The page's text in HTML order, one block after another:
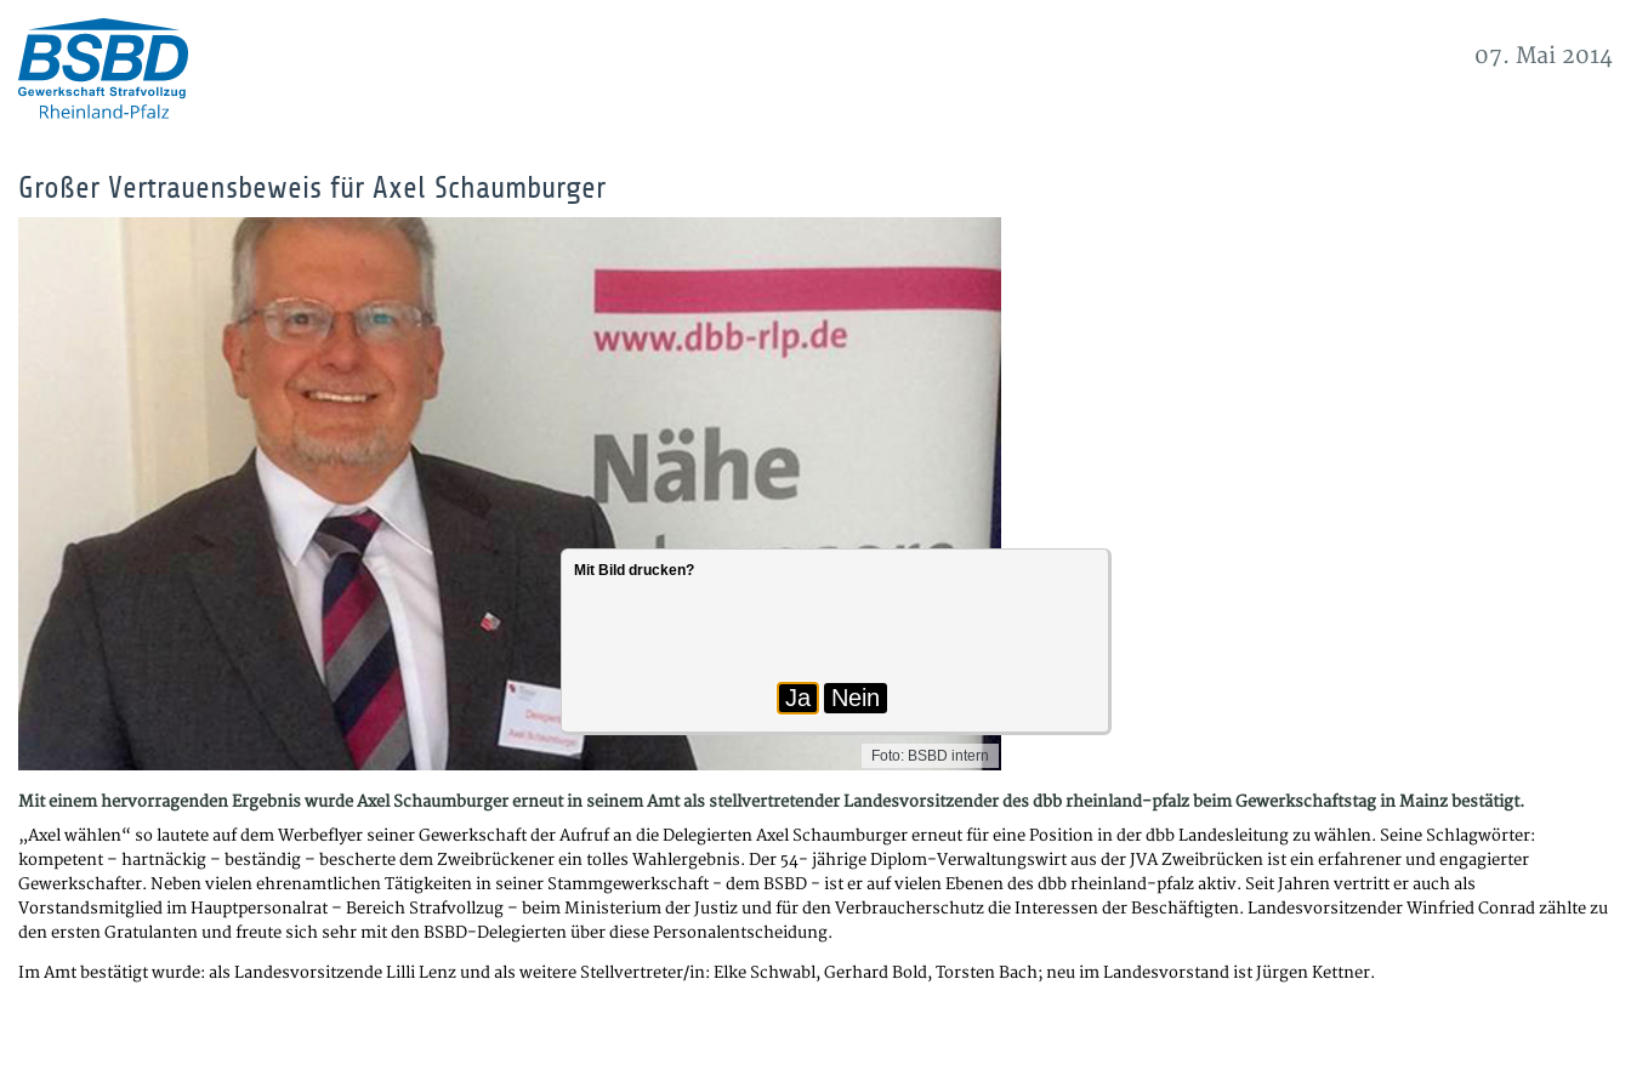
07. Mai 2014
Großer Vertrauensbeweis für Axel Schaumburger
Foto: BSBD intern
Mit einem hervorragenden Ergebnis wurde Axel Schaumburger erneut in seinem Amt als stellvertretender Landesvorsitzender des dbb rheinland-pfalz beim Gewerkschaftstag in Mainz bestätigt.
„Axel wählen“ so lautete auf dem Werbeflyer seiner Gewerkschaft der Aufruf an die Delegierten Axel Schaumburger erneut für eine Position in der dbb Landesleitung zu wählen. Seine Schlagwörter:
kompetent – hartnäckig – beständig – bescherte dem Zweibrückener ein tolles Wahlergebnis. Der 54- jährige Diplom-Verwaltungswirt aus der JVA Zweibrücken ist ein erfahrener und engagierter
Gewerkschafter. Neben vielen ehrenamtlichen Tätigkeiten in seiner Stammgewerkschaft - dem BSBD - ist er auf vielen Ebenen des dbb rheinland-pfalz aktiv. Seit Jahren vertritt er auch als
Vorstandsmitglied im Hauptpersonalrat – Bereich Strafvollzug – beim Ministerium der Justiz und für den Verbraucherschutz die Interessen der Beschäftigten. Landesvorsitzender Winfried Conrad zählte zu
den ersten Gratulanten und freute sich sehr mit den BSBD-Delegierten über diese Personalentscheidung.
Im Amt bestätigt wurde: als Landesvorsitzende Lilli Lenz und als weitere Stellvertreter/in: Elke Schwabl, Gerhard Bold, Torsten Bach; neu im Landesvorstand ist Jürgen Kettner.
Mit Bild drucken?
Ja Nein